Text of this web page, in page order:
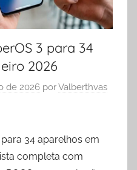
3 para 34
2026
de 2026 porValberthvas
34 aparelhos em
completa com